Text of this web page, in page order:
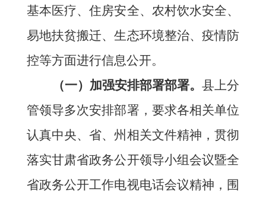
基本医疗、住房安全、农村饮水安全、
易地扶贫搬迁、生态环境整治、疫情防
控等方面进行信息公开。
（一）加强安排部署部署。 县上分
管领导多次安排部署，要求各相关单位
认真中央、省、州相关文件精神，贯彻
落实甘肃省政务公开领导小组会议暨全
省政务公开工作电视电话会议精神，围